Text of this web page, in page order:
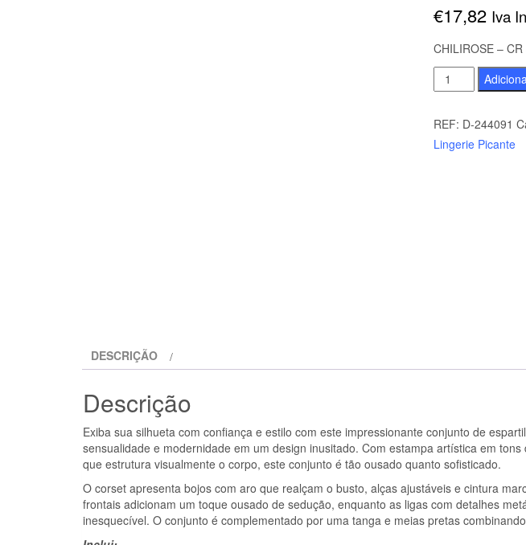
€17,82 Iva
CHILIROSE –
Quantidade
de
CHILIROSE
-
REF: D-244091
Lingerie Picante
DESCRIÇÃO
Descrição
Exiba sua silhueta com confiança e estilo com este impressionante conjunto de
sensualidade e modernidade em um design inusitado. Com estampa artística em
que estrutura visualmente o corpo, este conjunto é tão ousado quanto sofisticado.
O corset apresenta bojos com aro que realçam o busto, alças ajustáveis e cintura
frontais adicionam um toque ousado de sedução, enquanto as ligas com detalhes
inesquecível. O conjunto é complementado por uma tanga e meias pretas